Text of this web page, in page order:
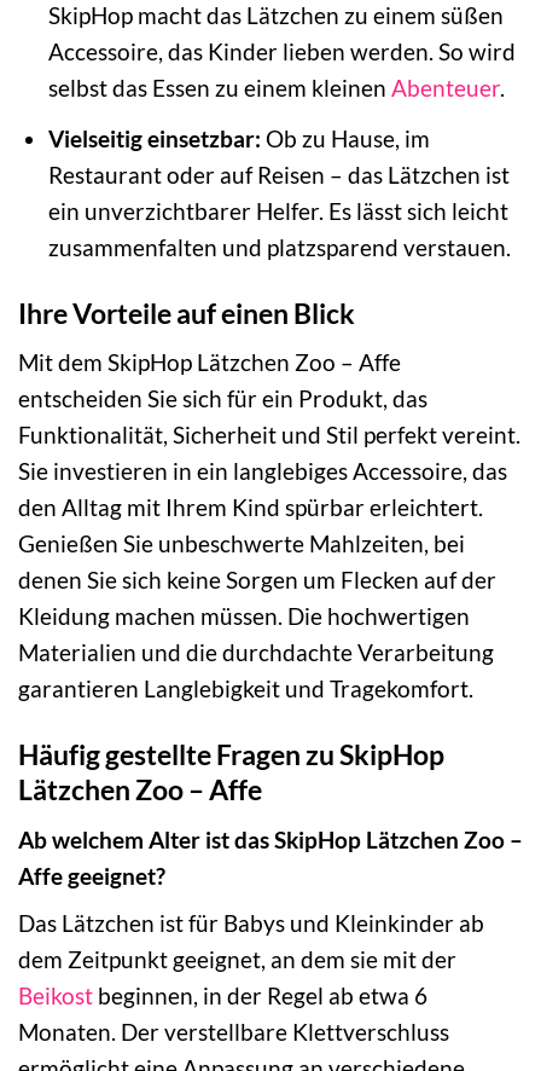
SkipHop macht das Lätzchen zu einem süßen
Accessoire, das Kinder lieben werden. So wird
selbst das Essen zu einem kleinen Abenteuer.
Vielseitig einsetzbar: Ob zu Hause, im
Restaurant oder auf Reisen – das Lätzchen ist
ein unverzichtbarer Helfer. Es lässt sich leicht
zusammenfalten und platzsparend verstauen.
Ihre Vorteile auf einen Blick
Mit dem SkipHop Lätzchen Zoo – Affe
entscheiden Sie sich für ein Produkt, das
Funktionalität, Sicherheit und Stil perfekt vereint.
Sie investieren in ein langlebiges Accessoire, das
den Alltag mit Ihrem Kind spürbar erleichtert.
Genießen Sie unbeschwerte Mahlzeiten, bei
denen Sie sich keine Sorgen um Flecken auf der
Kleidung machen müssen. Die hochwertigen
Materialien und die durchdachte Verarbeitung
garantieren Langlebigkeit und Tragekomfort.
Häufig gestellte Fragen zu SkipHop
Lätzchen Zoo – Affe
Ab welchem Alter ist das SkipHop Lätzchen Zoo –
Affe geeignet?
Das Lätzchen ist für Babys und Kleinkinder ab
dem Zeitpunkt geeignet, an dem sie mit der
Beikost beginnen, in der Regel ab etwa 6
Monaten. Der verstellbare Klettverschluss